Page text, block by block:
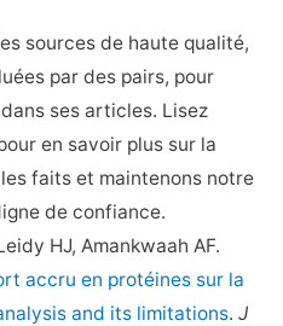
sources de haute qualité,
par des pairs, pour
ses articles. Lisez
en savoir plus sur la
faits et maintenons notre
de confiance.
HJ, Amankwaah AF.
accru en protéines sur la
and its limitations.J